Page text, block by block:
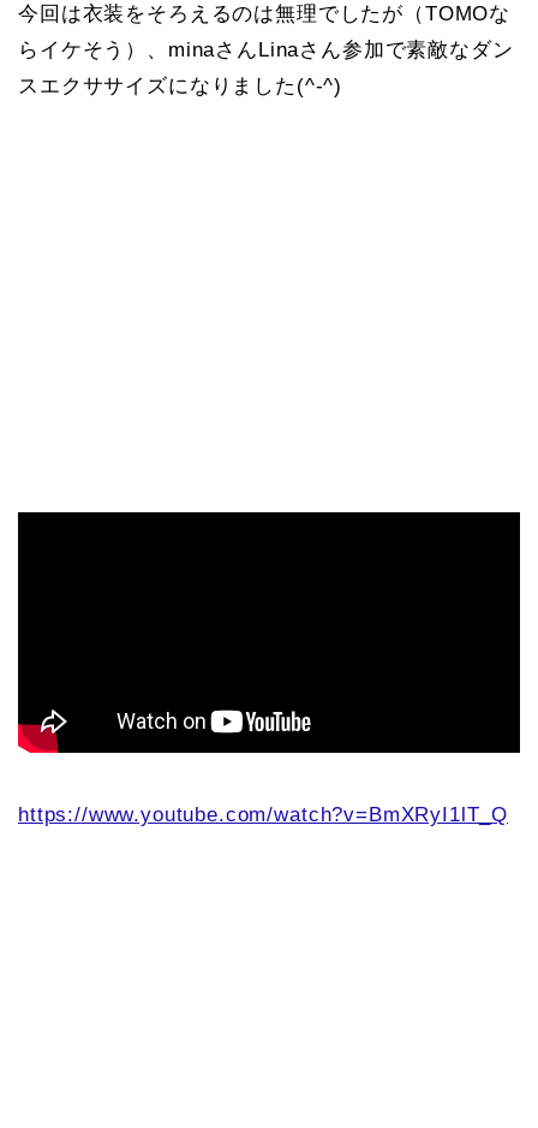
今回は衣装をそろえるのは無理でしたが（TOMOな
らイケそう）、minaさんLinaさん参加で素敵なダン
スエクササイズになりました(^-^)
https://www.youtube.com/watch?v=BmXRyI1lT_Q